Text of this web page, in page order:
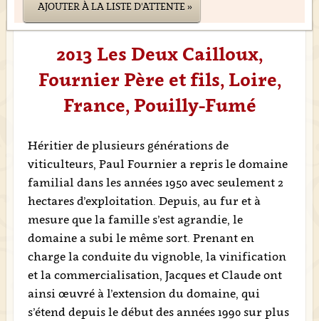
AJOUTER À LA LISTE D'ATTENTE »
2013 Les Deux Cailloux,
Fournier Père et fils, Loire,
France, Pouilly-Fumé
Héritier de plusieurs générations de
viticulteurs, Paul Fournier a repris le domaine
familial dans les années 1950 avec seulement 2
hectares d’exploitation. Depuis, au fur et à
mesure que la famille s’est agrandie, le
domaine a subi le même sort. Prenant en
charge la conduite du vignoble, la vinification
et la commercialisation, Jacques et Claude ont
ainsi œuvré à l’extension du domaine, qui
s’étend depuis le début des années 1990 sur plus